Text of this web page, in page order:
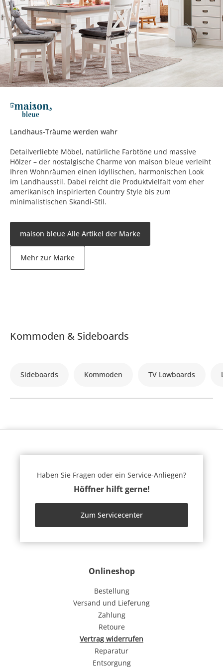
Landhaus-Träume werden wahr
Detailverliebte Möbel, natürliche Farbtöne und massive
Hölzer – der nostalgische Charme von maison bleue verleiht
Ihren Wohnräumen einen idyllischen, harmonischen Look
im Landhausstil. Dabei reicht die Produktvielfalt vom eher
amerikanisch inspirierten Country Style bis zum
minimalistischen Skandi-Stil.
maison bleue Alle Artikel der Marke
Mehr zur Marke
Kommoden & Sideboards
Sideboards Kommoden TV Lowboards
Onlineshop
Bestellung
Versand und Lieferung
Zahlung
Retoure
Vertrag widerrufen
Reparatur
Entsorgung
Haben Sie Fragen oder ein Service-Anliegen?
Höffner hilft gerne!
Zum Servicecenter